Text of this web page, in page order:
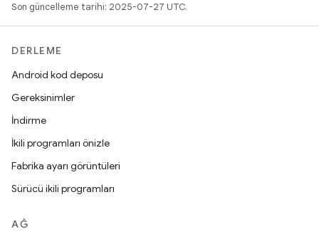
Son güncelleme tarihi: 2025-07-27 UTC.
DERLEME
Android kod deposu
Gereksinimler
İndirme
İkili programları önizle
Fabrika ayarı görüntüleri
Sürücü ikili programları
AĞ